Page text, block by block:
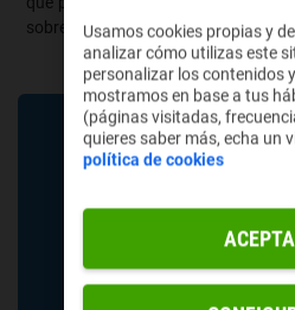
sobrenatural.Usamos cookies propias y
analizar cómo utilizas este
personalizar los contenidos
mostramos en base a tus
(páginas visitadas,
quieres saber más, echa un
política de cookies